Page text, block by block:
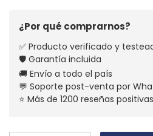
¿Por qué comprarnos?
✅ Producto verificado y
🛡️ Garantía incluida
🚚 Envío a todo el país
💬 Soporte post-venta por
⭐ Más de 1200 reseñas